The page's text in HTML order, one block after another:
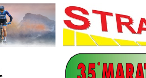
tra gli Elite. Corvi fora ed è 4^
Signorelli 5^ la migliore tra gli italiani
di una leggendaria storia